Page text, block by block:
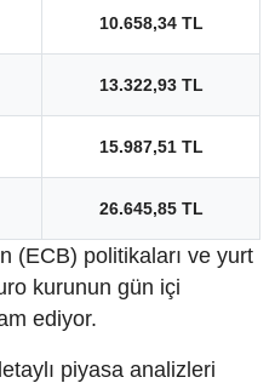
10.658,34 TL
13.322,93 TL
15.987,51 TL
26.645,85 TL
(ECB) politikaları ve yurt
kurunun gün içi
ediyor.
piyasa analizleri